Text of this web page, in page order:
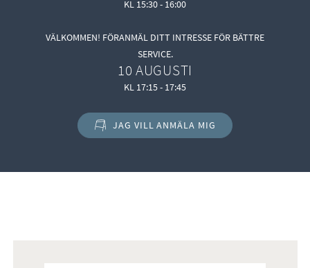
KL 15:30 - 16:00
VÄLKOMMEN! FÖRANMÄL DITT INTRESSE FÖR BÄTTRE
SERVICE.
10 AUGUSTI
KL 17:15 - 17:45
JAG VILL ANMÄLA MIG